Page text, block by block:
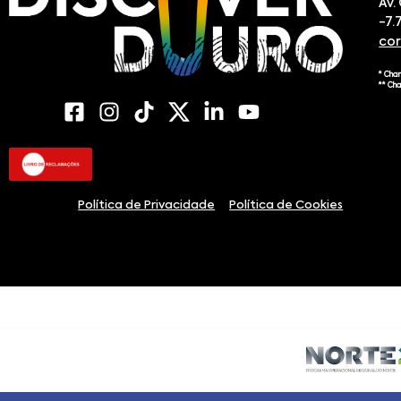
Política de Privacidade Política de Cookies
Av.
-
*
**